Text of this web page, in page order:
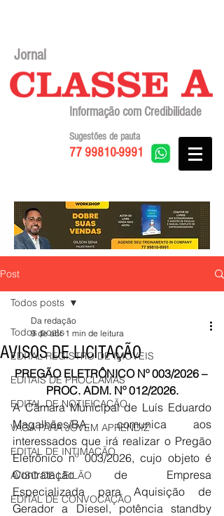
Jornal
Informação com Credibilidade
77 99810-9991
Sugestões de pauta
Post
Todos posts
EDITAL REGISTRO DE IMÓVEIS
EDITAIS DE PROCLAMAS
EDITAL DE NOTIFICAÇÃO
VAGA PARA JOVEM APRENDIZ
EDITAL DE INTIMAÇÃO
AVISO DE LEILÃO
EDITAL DE CONVOCAÇÃO
Todos posts
AVISOS DE LICITAÇÃO
Da redação
9 de abr. 1 min de leitura
PREGÃO ELETRÔNICO Nº 003/2026 –
PROC. ADM. Nº 012/2026.
A Câmara Municipal de Luís Eduardo
Magalhães/BA, comunica aos
interessados que irá realizar o Pregão
Eletrônico nº 003/2026, cujo objeto é
Contratação de Empresa
Especializada para Aquisição de
Gerador a Diesel, potência standby